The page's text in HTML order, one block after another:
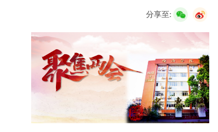
分享至: